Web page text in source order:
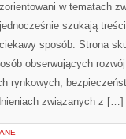
zorientowani w tematach
jednocześnie szukają
ciekawy sposób. Strona
obserwujących
rynkowych,
związanych z […]